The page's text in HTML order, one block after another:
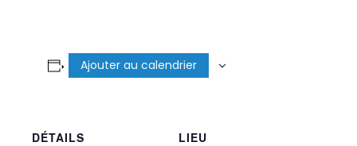
Ajouter au calendrier
DÉTAILS
LIEU